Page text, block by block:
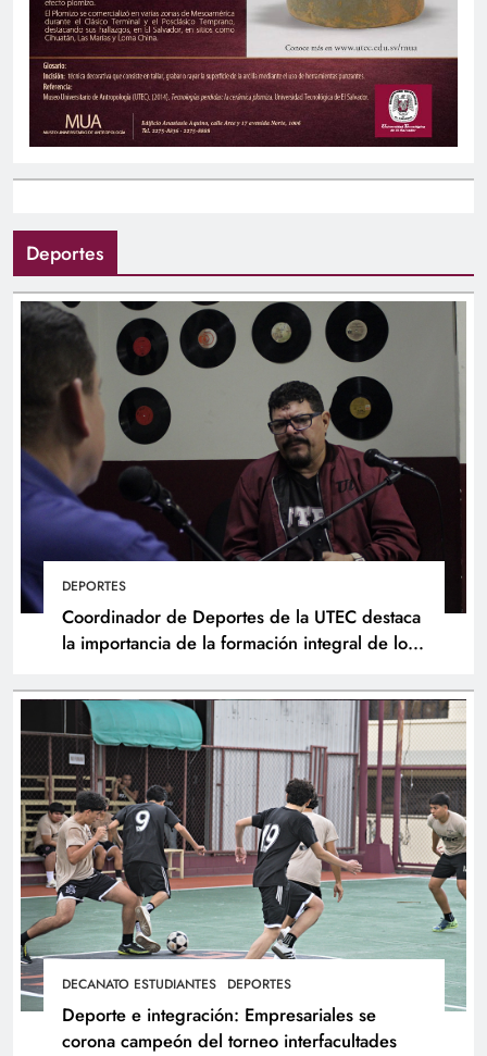
Deportes
DEPORTES
Coordinador de Deportes de la UTEC destaca
la importancia de la formación integral de los
DECANATO ESTUDIANTES DEPORTES
Deporte e integración: Empresariales se
corona campeón del torneo interfacultades